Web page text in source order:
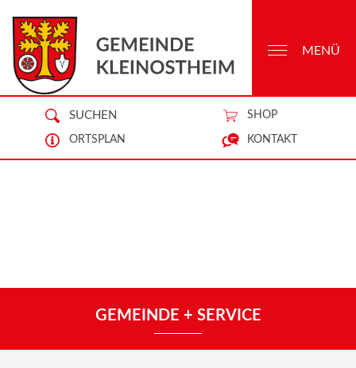
SUCHEN SHOP
ORTSPLAN KONTAKT
MENÜ
GEMEINDE + SERVICE